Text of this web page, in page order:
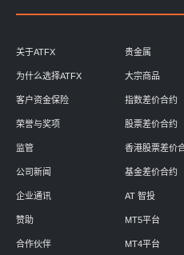
关于ATFX
为什么选择ATFX
客户资金保险
荣誉与奖项
监管
公司新闻
企业通讯
赞助
合作伙伴
贵金属
大宗商品
指数差价合约
股票差价合约
香港股票差价
基金差价合约
AT 智投
MT5平台
MT4平台